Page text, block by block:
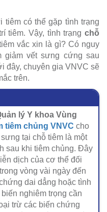
có thể gặp tình trạng
tiêm. Vậy, tình trạng chỗ
vắc xin là gì? Có nguy
giảm vết sưng cứng sau
đây, chuyên gia VNVC sẽ
trên.
lý Y khoa Vùng
tiêm chủng VNVC cho
tại chỗ tiêm là một
sau khi tiêm chủng. Đây
dịch của cơ thể đối
vòng vài ngày đến
dai dẳng hoặc tình
nghiêm trọng cần
trừ các biến chứng